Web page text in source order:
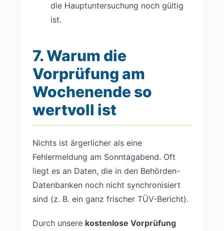
die Hauptuntersuchung noch gültig
ist.
7. Warum die
Vorprüfung am
Wochenende so
wertvoll ist
Nichts ist ärgerlicher als eine
Fehlermeldung am Sonntagabend. Oft
liegt es an Daten, die in den Behörden-
Datenbanken noch nicht synchronisiert
sind (z. B. ein ganz frischer TÜV-Bericht).
Durch unsere kostenlose Vorprüfung